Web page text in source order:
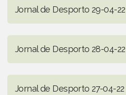
Jornal de Desporto 29-04-22
Jornal de Desporto 28-04-22
Jornal de Desporto 27-04-22